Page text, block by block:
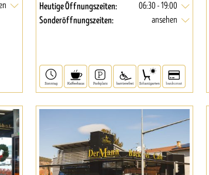
Heutige Öffnungszeiten: 06:30 - 19:00
Sonderöffnungszeiten: ansehen